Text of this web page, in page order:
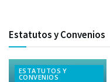
Estatutos y Convenios
ESTATUTOS Y
CONVENIOS